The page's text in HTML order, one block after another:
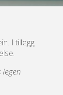
I tillegg